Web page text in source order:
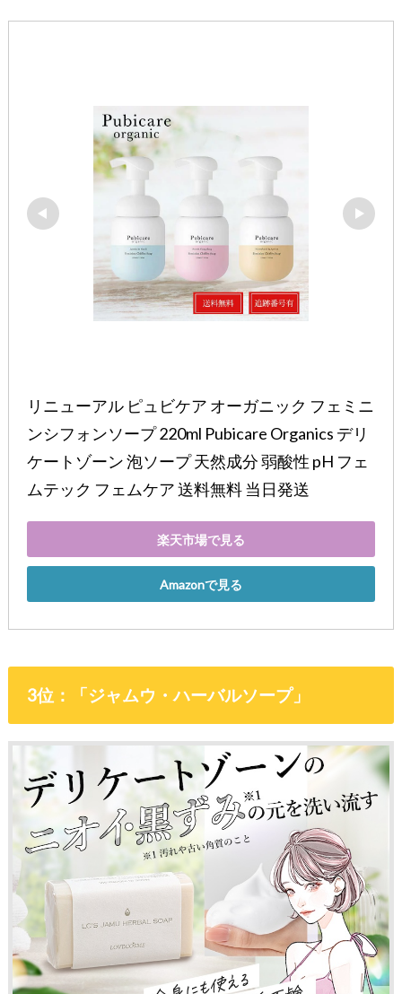
リニューアル ピュビケア オーガニック フェミニ
ンシフォンソープ 220ml Pubicare Organics デリ
ケートゾーン 泡ソープ 天然成分 弱酸性 pH フェ
ムテック フェムケア 送料無料 当日発送
楽天市場で見る
Amazonで見る
3位：「ジャムウ・ハーバルソープ」